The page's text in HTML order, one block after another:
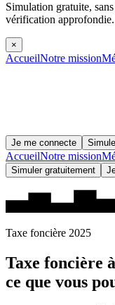
Simulation gratuite,
vérification approfondie.
×
AccueilNotre mission
Je me connecte
AccueilNotre mission
Simuler gratuitement
Taxe foncière 2025
Taxe foncière à
ce que vous